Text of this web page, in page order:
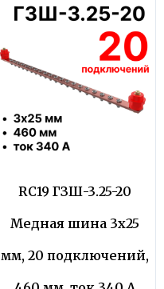
RC19 ГЗШ-3.25-20
Медная шина 3х25
мм, 20 подключений,